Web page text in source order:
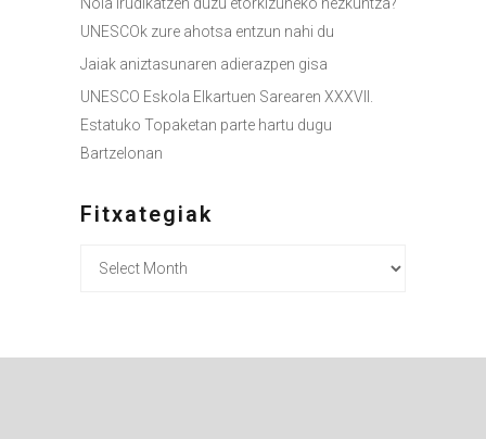
UNESCOk zure ahotsa entzun nahi du
Jaiak aniztasunaren adierazpen gisa
UNESCO Eskola Elkartuen Sarearen XXXVII.
Estatuko Topaketan parte hartu dugu
Bartzelonan
Fitxategiak